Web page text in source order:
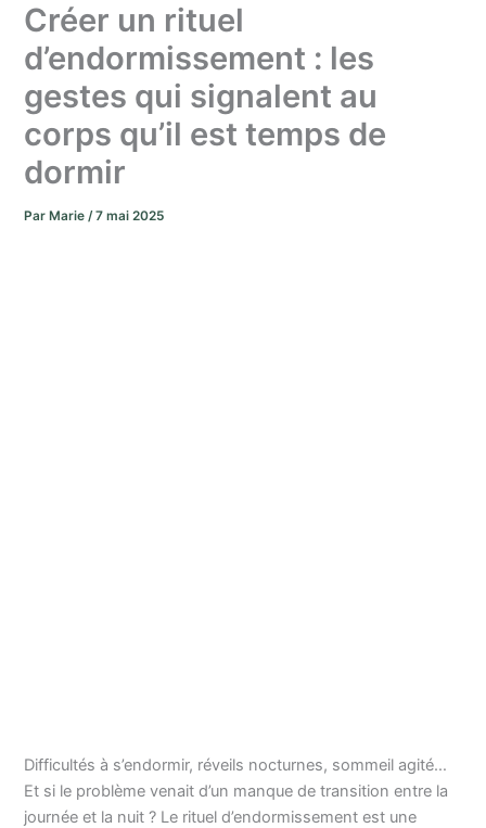
Créer un rituel
d’endormissement : les
gestes qui signalent au
corps qu’il est temps de
dormir
Par Marie/7 mai 2025
Difficultés à s’endormir, réveils nocturnes, sommeil agité…
Et si le problème venait d’un manque de transition entre la
journée et la nuit ? Le rituel d’endormissement est une